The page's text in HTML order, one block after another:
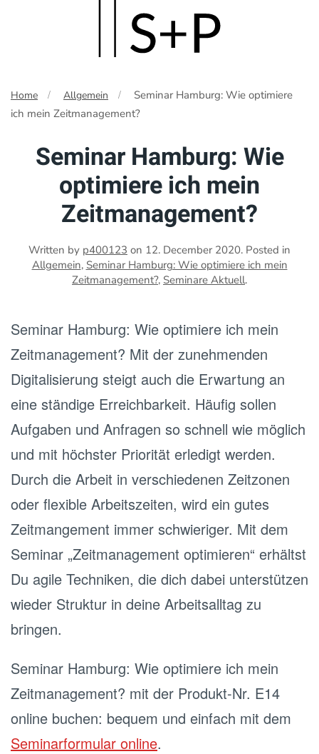
main
content
Home Allgemein
Seminar Hamburg: Wie optimiere
ich mein Zeitmanagement?
Seminar Hamburg: Wie
optimiere ich mein
Zeitmanagement?
Written by p400123 on 12. December 2020. Posted in
Allgemein, Seminar Hamburg: Wie optimiere ich mein
Zeitmanagement?, Seminare Aktuell.
Seminar Hamburg: Wie optimiere ich mein
Zeitmanagement? Mit der zunehmenden
Digitalisierung steigt auch die Erwartung an
eine ständige Erreichbarkeit. Häufig sollen
Aufgaben und Anfragen so schnell wie möglich
und mit höchster Priorität erledigt werden.
Durch die Arbeit in verschiedenen Zeitzonen
oder flexible Arbeitszeiten, wird ein gutes
Zeitmangement immer schwieriger. Mit dem
Seminar „Zeitmanagement optimieren“ erhältst
Du agile Techniken, die dich dabei unterstützen
wieder Struktur in deine Arbeitsalltag zu
bringen.
Seminar Hamburg: Wie optimiere ich mein
Zeitmanagement? mit der Produkt-Nr. E14
online buchen: bequem und einfach mit dem
Seminarformular online.